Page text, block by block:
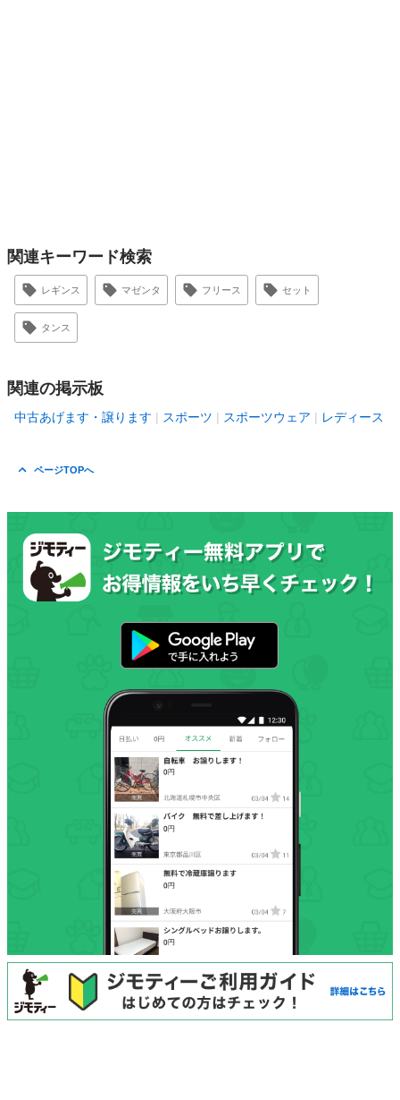
関連キーワード検索
レギンス マゼンタ フリース セット
タンス
関連の掲示板
中古あげます・譲ります スポーツ スポーツウェア レディース
ページTOPへ